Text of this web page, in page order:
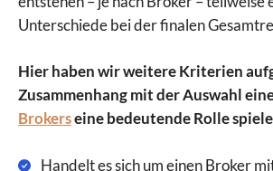
Unterschiede bei der finalen
Hier haben wir weitere Kriterien
Zusammenhang mit der Auswahl
Brokerseine bedeutende Rolle
Handelt es sich um einen Broker